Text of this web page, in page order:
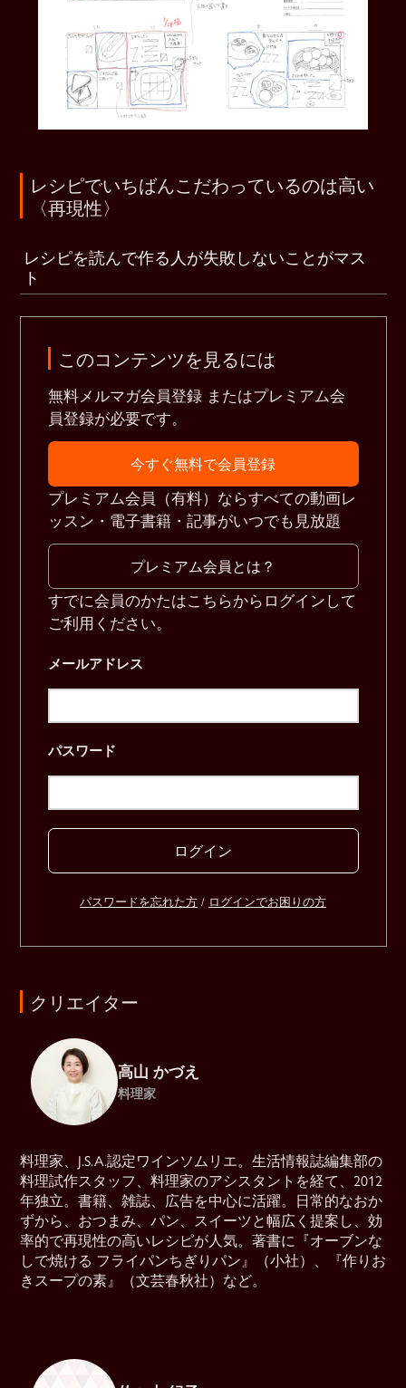
レシピでいちばんこだわっているのは高い
〈再現性〉
レシピを読んで作る人が失敗しないことがマス
ト
このコンテンツを見るには
無料メルマガ会員登録 またはプレミアム会
員登録が必要です。
今すぐ無料で会員登録
プレミアム会員（有料）ならすべての動画レ
ッスン・電子書籍・記事がいつでも見放題
プレミアム会員とは？
すでに会員のかたはこちらからログインして
ご利用ください。
メールアドレス
パスワード
ログイン
パスワードを忘れた方 / ログインでお困りの方
クリエイター
高山 かづえ
料理家
料理家、J.S.A.認定ワインソムリエ。生活情報誌編集部の
料理試作スタッフ、料理家のアシスタントを経て、2012
年独立。書籍、雑誌、広告を中心に活躍。日常的なおか
ずから、おつまみ、パン、スイーツと幅広く提案し、効
率的で再現性の高いレシピが人気。著書に『オーブンな
しで焼ける フライパンちぎりパン』（小社）、『作りお
きスープの素』（文芸春秋社）など。